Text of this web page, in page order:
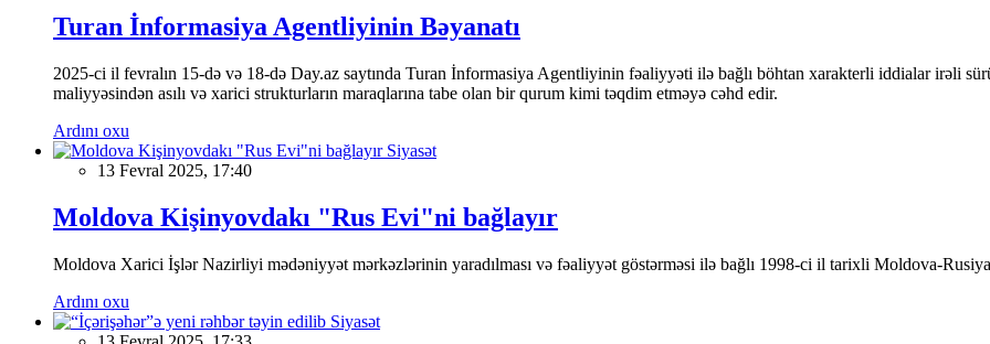
Turan İnformasiya Agentliyinin Bəyanatı
2025-ci il fevralın 15-də və 18-də Day.az saytında Turan İnformasiya Agentliyinin fəaliyyəti ilə bağlı böhtan xarakterli iddialar irəli
maliyyəsindən asılı və xarici strukturların maraqlarına tabe olan bir qurum kimi təqdim etməyə cəhd edir.
Ardını oxu
Siyasət
13 Fevral 2025, 17:40
Moldova Kişinyovdakı "Rus Evi"ni bağlayır
Moldova Xarici İşlər Nazirliyi mədəniyyət mərkəzlərinin yaradılması və fəaliyyət göstərməsi ilə bağlı 1998-ci il tarixli Moldova-
Ardını oxu
Siyasət